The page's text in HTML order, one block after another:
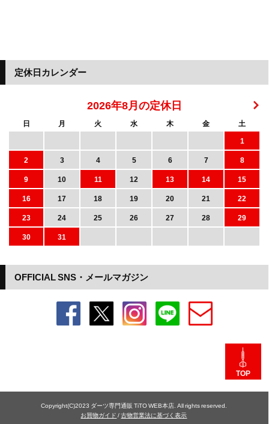
OFFICIAL SNS・メールマガジン
定休日カレンダー
2026年8月の定休日
日 月 火 水 木 金
土
1
2
3 4 5 6 7
8
9
10 11 12 13 14
15
16
17 18 19 20 21
22
23
24 25 26 27 28
29
30
31
TOP
Copyright(C)2023 ダーツ専門通販 TiTO WEB本店. All rights reserved.
お買物ガイド /古物営業法に基づく表示